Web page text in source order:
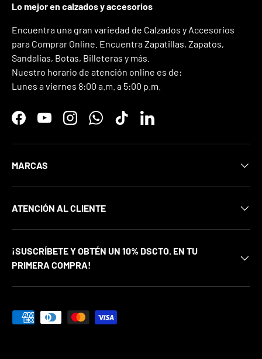
Lo mejor en calzados y accesorios
Encuentra una gran variedad de Calzados y Accesorios
para Comprar Online. Encuentra Zapatillas, Zapatos,
Sandalias, Botas, Billeteras y más.
Nuestro horario de atención online es de:
Lunes a viernes 8:00 a.m. a 5:00 p.m.
FacebookYouTubeInstagramWhatsAppTikTokLinkedIn
MARCAS
ATENCIÓN AL CLIENTE
¡SUSCRÍBETE Y OBTÉN UN 10% DSCTO. EN TU
PRIMERA COMPRA!
Formas de pago aceptadas